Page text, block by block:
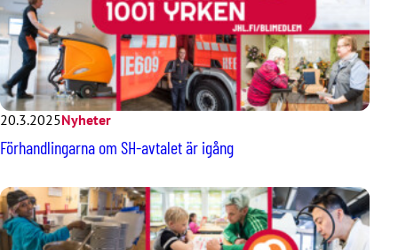
20.3.2025Nyheter
Förhandlingarna om SH-avtalet är igång